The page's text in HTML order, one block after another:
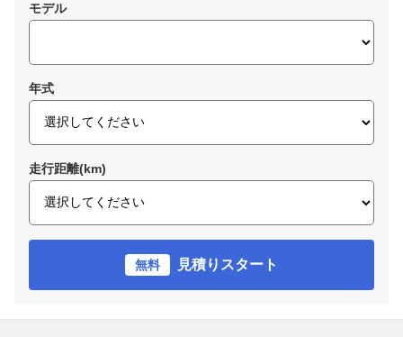
モデル
年式
走行距離(km)
無料 見積りスタート